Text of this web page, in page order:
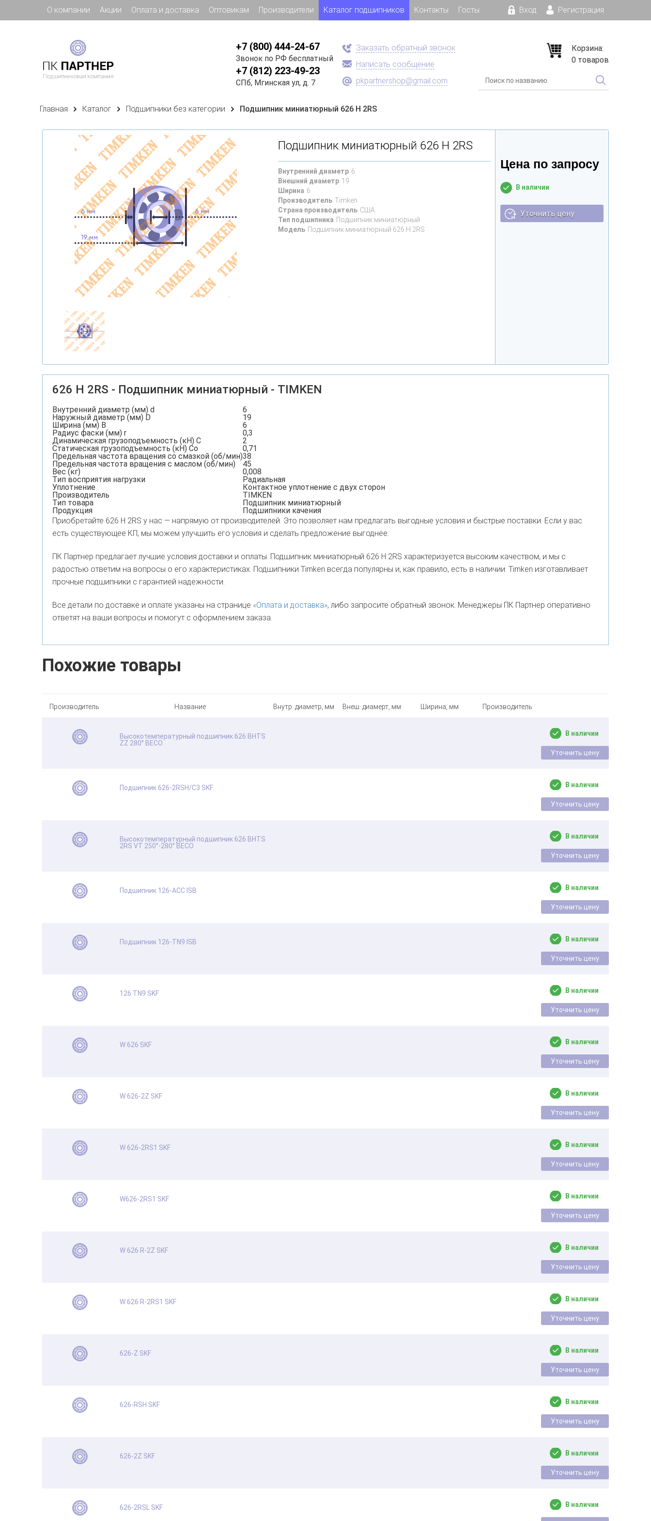
О компании Акции Оплата и доставка Оптовикам Производители Каталог подшипников Контакты Госты Вход Регистрация
+7 (800) 444-24-67
Звонок по РФ бесплатный
+7 (812) 223-49-23
СПб, Мгинская ул, д. 7
Заказать обратный звонок
Написать сообщение
pkpartnershop@gmail.com
Корзина:
0 товаров
Главная Каталог Подшипники без категории Подшипник миниатюрный 626 H 2RS
Подшипник миниатюрный 626 H 2RS
Внутренний диаметр 6
Внешний диаметр 19
Ширина 6
Производитель Timken
Страна производитель США
Тип подшипника Подшипник миниатюрный
Модель Подшипник миниатюрный 626 H 2RS
Цена по запросу
В наличии
Уточнить цену
626 H 2RS - Подшипник миниатюрный - TIMKEN
Внутренний диаметр (мм) d
6
Наружный диаметр (мм) D
19
Ширина (мм) B
6
Радиус фаски (мм) r
0,3
Динамическая грузоподъемность (кН) C
2
Статическая грузоподъемность (кН) Co
0,71
Предельная частота вращения со смазкой (об/мин)38
Предельная частота вращения с маслом (об/мин)
45
Вес (кг)
0,008
Тип восприятия нагрузки
Радиальная
Уплотнение
Контактное уплотнение с двух сторон
Производитель
TIMKEN
Тип товара
Подшипник миниатюрный
Продукция
Подшипники качения
Приобретайте 626 H 2RS у нас — напрямую от производителей. Это позволяет нам предлагать выгодные условия и быстрые поставки. Если у вас
есть существующее КП, мы можем улучшить его условия и сделать предложение выгоднее.
ПК Партнер предлагает лучшие условия доставки и оплаты. Подшипник миниатюрный 626 H 2RS характеризуется высоким качеством, и мы с
радостью ответим на вопросы о его характеристиках. Подшипники Timken всегда популярны и, как правило, есть в наличии. Timken изготавливает
прочные подшипники с гарантией надежности.
Все детали по доставке и оплате указаны на странице «Оплата и доставка», либо запросите обратный звонок. Менеджеры ПК Партнер оперативно
ответят на ваши вопросы и помогут с оформлением заказа.
Похожие товары
Производитель Название Внутр. диаметр, мм Внеш. диамерт, мм Ширина, мм Производитель
Высокотемпературный подшипник 626 BHTS
ZZ 280° BECO
В наличии
Уточнить цену
Подшипник 626-2RSH/C3 SKF В наличии
Уточнить цену
Высокотемпературный подшипник 626 BHTS
2RS VT 250°-280° BECO
В наличии
Уточнить цену
Подшипник 126-ACC ISB В наличии
Уточнить цену
Подшипник 126-TN9 ISB В наличии
Уточнить цену
126 TN9 SKF В наличии
Уточнить цену
W 626 SKF В наличии
Уточнить цену
W 626-2Z SKF В наличии
Уточнить цену
W 626-2RS1 SKF В наличии
Уточнить цену
W626-2RS1 SKF В наличии
Уточнить цену
W 626 R-2Z SKF В наличии
Уточнить цену
W 626 R-2RS1 SKF В наличии
Уточнить цену
626-Z SKF В наличии
Уточнить цену
626-RSH SKF В наличии
Уточнить цену
626-2Z SKF В наличии
Уточнить цену
626-2RSL SKF В наличии